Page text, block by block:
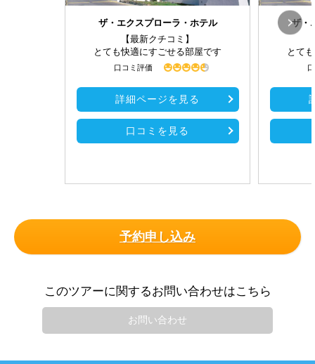
ザ・エクスプローラ・ホテル
【最新クチコミ】
とても快適にすごせる部屋です
口コミ評価
詳細ページを見る
口コミを見る
ザ・
とて
予約申し込み
このツアーに関するお問い合わせはこちら
お問い合わせ